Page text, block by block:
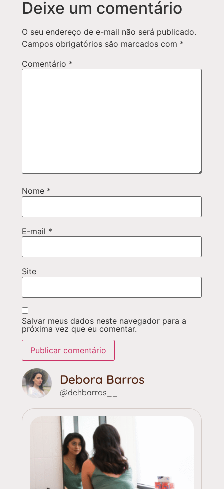
Deixe um comentário
O seu endereço de e-mail não será publicado.
Campos obrigatórios são marcados com *
Comentário *
Nome *
E-mail *
Site
Salvar meus dados neste navegador para a
próxima vez que eu comentar.
Debora Barros
@dehbarros__